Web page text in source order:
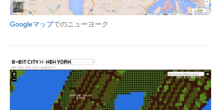
建設×テクノロジーの最前線
ちょっと気になるネットの話題
Googleマップでのニューヨーク